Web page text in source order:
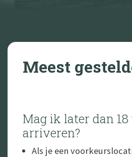
Meest
Mag ik later dan
arriveren?
Als je een